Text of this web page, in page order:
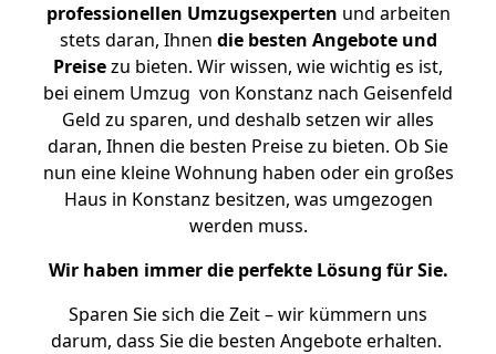
professionellen Umzugsexperten und arbeiten
stets daran, Ihnen die besten Angebote und
Preisezu bieten. Wir wissen, wie wichtig es ist,
bei einem Umzug von Konstanz nach Geisenfeld
Geld zu sparen, und deshalb setzen wir alles
daran, Ihnen die besten Preise zu bieten. Ob Sie
nun eine kleine Wohnung haben oder ein großes
Haus in Konstanz besitzen, was umgezogen
werden muss.
Wir haben immer die perfekte Lösung für Sie.
Sparen Sie sich die Zeit – wir kümmern uns
darum, dass Sie die besten Angebote erhalten.